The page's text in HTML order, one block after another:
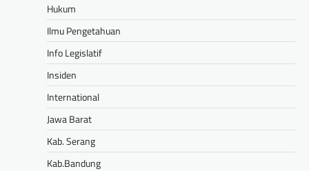
Hukum
Ilmu Pengetahuan
Info Legislatif
Insiden
International
Jawa Barat
Kab. Serang
Kab.Bandung